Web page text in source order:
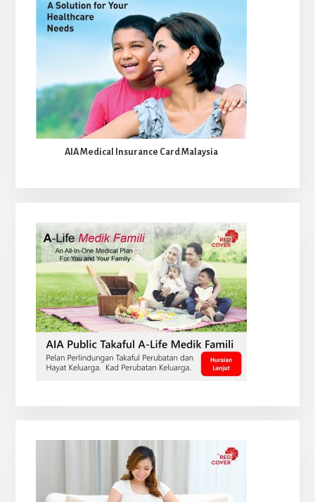
AIA Medical Insurance Card Malaysia